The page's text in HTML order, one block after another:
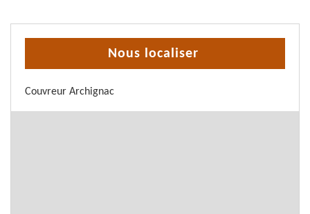
Nous localiser
Couvreur Archignac